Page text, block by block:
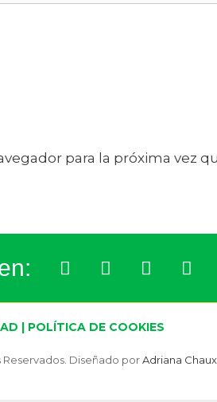
para la próxima vez
| POLÍTICA DE COOKIES
Reservados. Diseñado porAdriana Chaux